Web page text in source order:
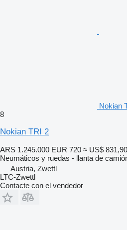
Nokian
8
Nokian TRI 2
ARS 1.245.000 EUR 720 ≈ US$ 831,90
Neumáticos y ruedas - llanta de
Austria, Zwettl
LTC-Zwettl
Contacte con el vendedor